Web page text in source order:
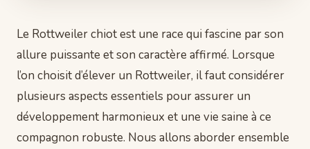
Le Rottweiler chiot est une race qui fascine par son
allure puissante et son caractère affirmé. Lorsque
l’on choisit d’élever un Rottweiler, il faut considérer
plusieurs aspects essentiels pour assurer un
développement harmonieux et une vie saine à ce
compagnon robuste. Nous allons aborder ensemble